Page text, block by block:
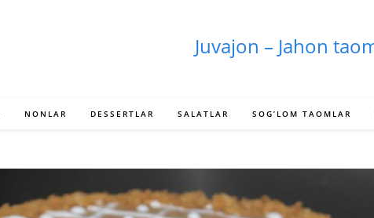
Juvajon – Jahon
NONLAR DESSERTLAR SALATLAR SOG’LOM TAOMLAR